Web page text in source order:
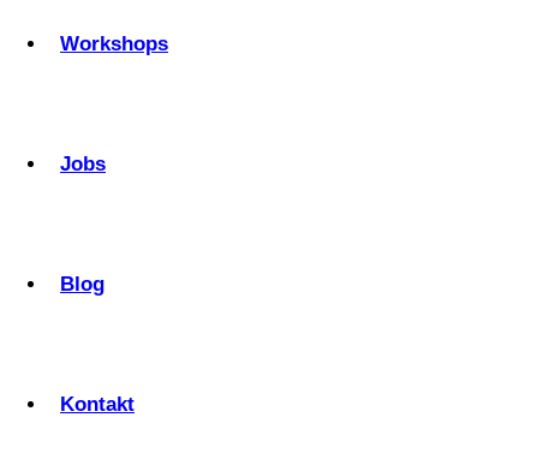
Workshops
Jobs
Blog
Kontakt